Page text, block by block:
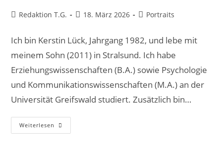
Beitrags-
Redaktion T.G.
Beitrag
18. März 2026
Beitrags-
Portraits
Ich bin Kerstin Lück, Jahrgang 1982, und lebe mit
meinem Sohn (2011) in Stralsund. Ich habe
Erziehungswissenschaften (B.A.) sowie Psychologie
und Kommunikationswissenschaften (M.A.) an der
Universität Greifswald studiert. Zusätzlich bin…
Weiterlesen Genesungsbegleiterin
Kerstin